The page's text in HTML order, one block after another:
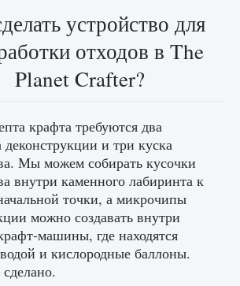
2 064 0 1
устройство для
отходов в The
Planet Crafter?
крафта требуются два
и три куска
Мы можем собирать кусочки
внутри каменного лабиринта к
точки, а микрочипы
можно создавать внутри
машины, где находятся
и кислородные баллоны.